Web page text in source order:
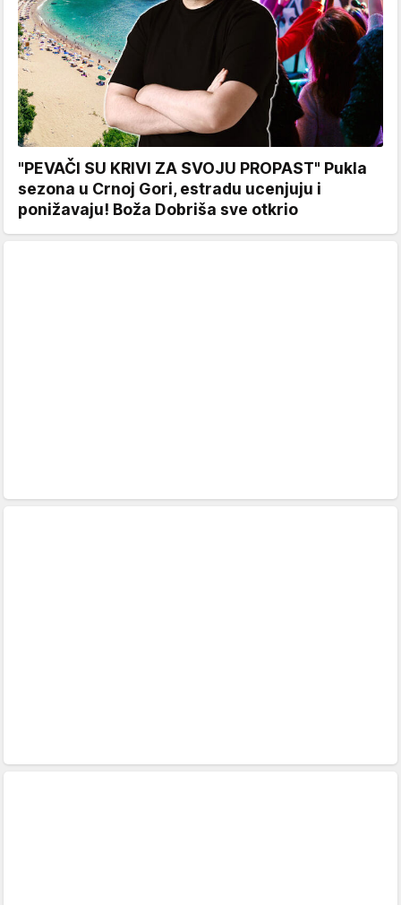
"PEVAČI SU KRIVI ZA SVOJU PROPAST" Pukla
sezona u Crnoj Gori, estradu ucenjuju i
ponižavaju! Boža Dobriša sve otkrio